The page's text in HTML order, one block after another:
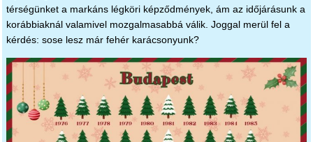
térségünket a markáns légköri képződmények, ám az időjárásunk a
korábbiaknál valamivel mozgalmasabbá válik. Joggal merül fel a
kérdés: sose lesz már fehér karácsonyunk?